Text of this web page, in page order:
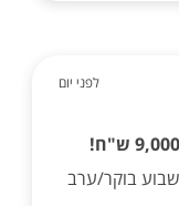
לפני יום
6 משמרות בשבוע בוקר/ערב